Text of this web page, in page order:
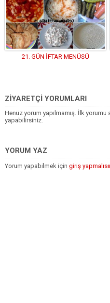
21. GÜN İFTAR MENÜSÜ
ZİYARETÇİ YORUMLARI
Henüz yorum yapılmamış. İlk yorumu
yapabilirsiniz.
YORUM YAZ
Yorum yapabilmek için giriş